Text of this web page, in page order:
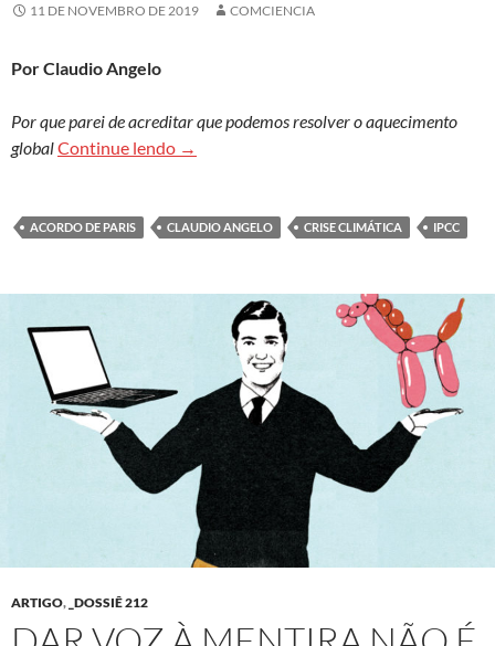
11 DE NOVEMBRO DE 2019 COMCIENCIA
Por Claudio Angelo
Por que parei de acreditar que podemos resolver o aquecimento
globalContinue lendo Sem esperança, mas sem desespero
→
ACORDO DE PARIS CLAUDIO ANGELO CRISE CLIMÁTICA IPCC
ARTIGO, _DOSSIÊ 212